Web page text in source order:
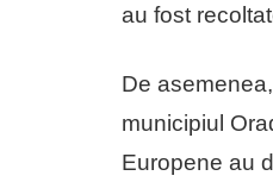
au fost
De
municipiul
Europene au